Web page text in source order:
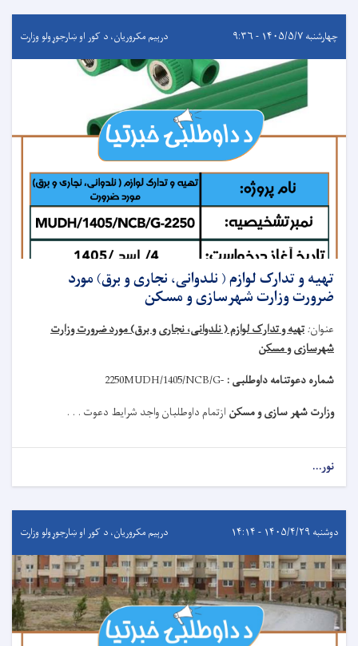
چهارشنبه ۱۴۰۵/۵/۷ - ۹:۳۶ درېيم مکروریان، د کور او ښارجوړولو وزارت
تهیه و تدارک لوازم ( نلدوانی، نجاری و برق) مورد
ضرورت وزارت شهرسازی و مسکن
عنوان:تهیه و تدارک لوازم ( نلدوانی، نجاری و برق) مورد ضرورت وزارت
شهرسازی و مسکن
شماره دعوتنامه داوطلبی : MUDH/1405/NCB/G-
2250
وزارت شهر سازی و مسکن ازتمام داوطلبان واجد شرایط دعوت . . .
نور...
دوشنبه ۱۴۰۵/۴/۲۹ - ۱۴:۱۴ درېيم مکروریان، د کور او ښارجوړولو وزارت